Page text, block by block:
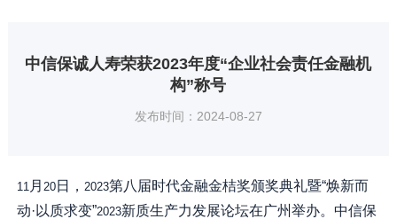
中信保诚人寿荣获2023年度“企业社会责任金融机
构”称号
发布时间：2024-08-27
11 月 20日， 2023第八届时代金融金桔奖颁奖典礼暨“焕新而
动·以质求变”2023新质生产力发展论坛在广州举办。中信保